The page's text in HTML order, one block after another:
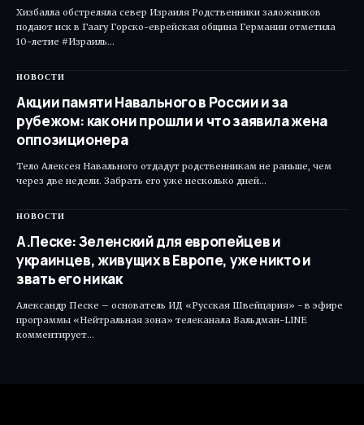
Хизбалла обстреляла север Израиля Родственники заложников
подают иск в Гаагу Горско-еврейская община Германии отметила
10-летие #Израиль…
НОВОСТИ
Акции памяти Навального в России и за
рубежом: как они прошли и что заявила жена
оппозиционера
Тело Алексея Навального отдадут родственникам не раньше, чем
через две недели. Забрать его уже несколько дней…
НОВОСТИ
А.Песке: Зеленский для европейцев и
украинцев, живущих в Европе, уже никто и
звать его никак
Александр Песке – основатель ИД «Русская Швейцария» - в эфире
программы «Нейтральная зона» телеканала Вальдман-LINE
комментирует…